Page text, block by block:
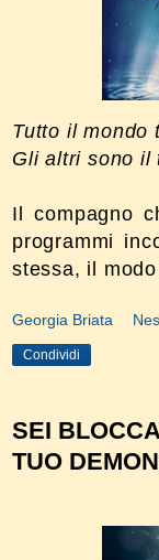
Tutto il mondo
Gli altri sono il
Il compagno
programmi
stessa, il
Georgia Briata
Condividi
SEI
TUO